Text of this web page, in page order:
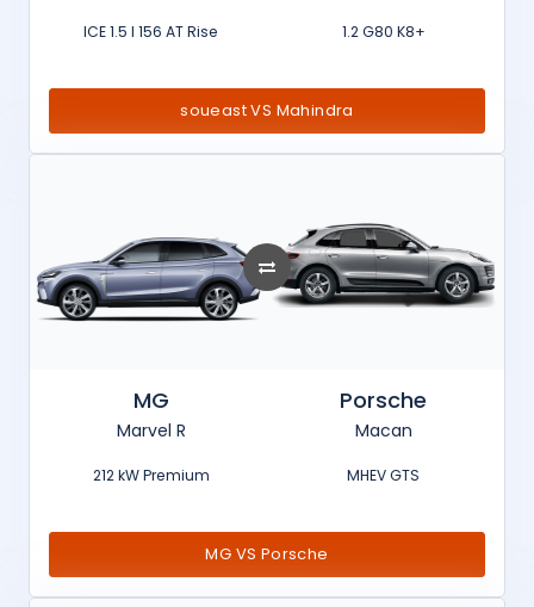
ICE 1.5 l 156 AT Rise 1.2 G80 K8+
soueast VS Mahindra
MG
Marvel R
212 kW Premium
Porsche
Macan
MHEV GTS
MG VS Porsche